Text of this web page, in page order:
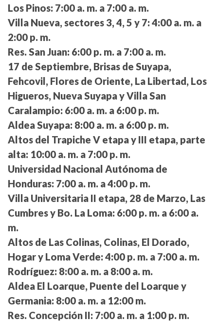
Los Pinos: 7:00 a. m. a 7:00 a. m.
Villa Nueva, sectores 3, 4, 5 y 7: 4:00 a. m. a
2:00 p. m.
Res. San Juan: 6:00 p. m. a 7:00 a. m.
17 de Septiembre, Brisas de Suyapa,
Fehcovil, Flores de Oriente, La Libertad, Los
Higueros, Nueva Suyapa y Villa San
Caralampio: 6:00 a. m. a 6:00 p. m.
Aldea Suyapa: 8:00 a. m. a 6:00 p. m.
Altos del Trapiche V etapa y III etapa, parte
alta: 10:00 a. m. a 7:00 p. m.
Universidad Nacional Autónoma de
Honduras: 7:00 a. m. a 4:00 p. m.
Villa Universitaria II etapa, 28 de Marzo, Las
Cumbres y Bo. La Loma: 6:00 p. m. a 6:00 a.
m.
Altos de Las Colinas, Colinas, El Dorado,
Hogar y Loma Verde: 4:00 p. m. a 7:00 a. m.
Rodríguez: 8:00 a. m. a 8:00 a. m.
Aldea El Loarque, Puente del Loarque y
Germania: 8:00 a. m. a 12:00 m.
Res. Concepción II: 7:00 a. m. a 1:00 p. m.